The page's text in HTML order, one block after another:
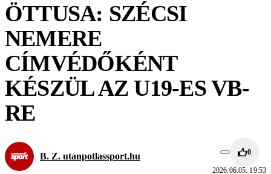
ÖTTUSA: SZÉCSI
NEMERE
CÍMVÉDŐKÉNT
KÉSZÜL AZ U19-ES VB-
RE
B. Z. utanpotlassport.hu 0
2026.06.05. 19:53